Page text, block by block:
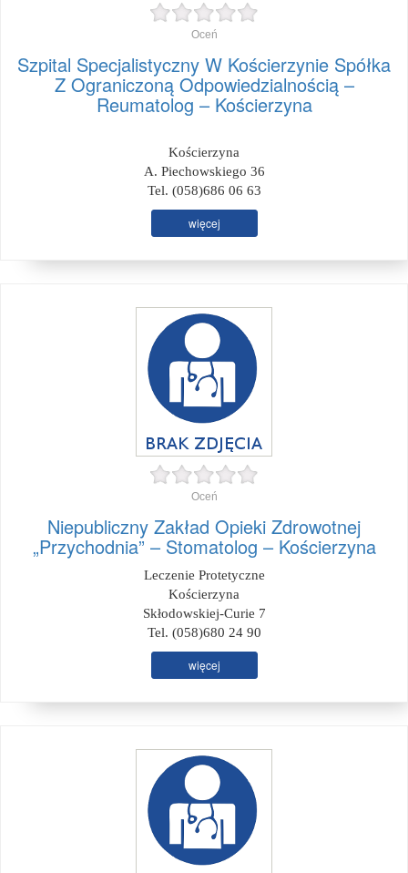
Oceń
Szpital Specjalistyczny W Kościerzynie Spółka
Z Ograniczoną Odpowiedzialnością –
Reumatolog – Kościerzyna
Kościerzyna
A. Piechowskiego 36
Tel. (058)686 06 63
więcej
Oceń
Niepubliczny Zakład Opieki Zdrowotnej
„Przychodnia” – Stomatolog – Kościerzyna
Leczenie Protetyczne
Kościerzyna
Skłodowskiej-Curie 7
Tel. (058)680 24 90
więcej